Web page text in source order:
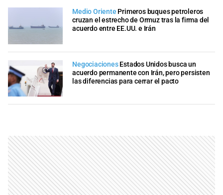
Medio Oriente Primeros buques petroleros
cruzan el estrecho de Ormuz tras la firma del
acuerdo entre EE.UU. e Irán
NegociacionesEstados Unidos busca un
acuerdo permanente con Irán, pero persisten
las diferencias para cerrar el pacto